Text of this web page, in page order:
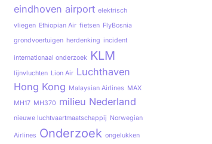
eindhoven airport elektrisch
vliegen Ethiopian Air fietsen FlyBosnia
grondvoertuigen herdenking incident
internationaal onderzoek KLM
lijnvluchten Lion Air Luchthaven
Hong Kong Malaysian Airlines MAX
MH17 MH370 milieu Nederland
nieuwe luchtvaartmaatschappij Norwegian
Airlines Onderzoek ongelukken